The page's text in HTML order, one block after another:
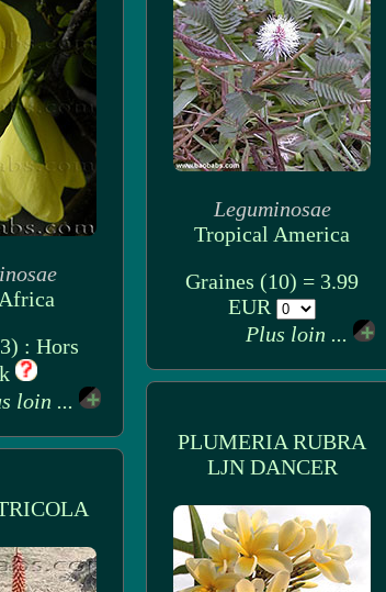
: Hors
loin ...
Leguminosae
Tropical America
Graines (10) = 3.99
EUR
Plus loin ...
PLUMERIA RUBRA
LJN DANCER